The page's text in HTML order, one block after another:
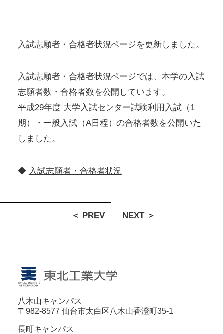
入試志願者・合格者状況ページを更新しました。
入試志願者・合格者状況ページでは、本学の入試
志願者数・合格者数を公開しています。
平成29年度 大学入試センター試験利用入試（1
期）・一般入試（A日程）の合格者数を公開いた
しました。
◆ 入試志願者・合格者状況
＜ PREV NEXT ＞
八木山キャンパス
〒982-8577 仙台市太白区八木山香澄町35-1
長町キャンパス